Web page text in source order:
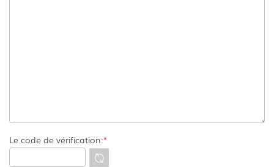
Le code de vérification:*